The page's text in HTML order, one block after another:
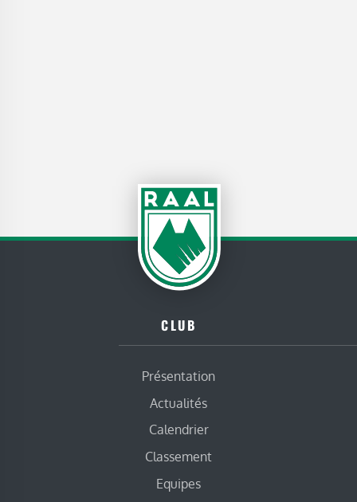
CLUB
Présentation
Actualités
Calendrier
Classement
Equipes